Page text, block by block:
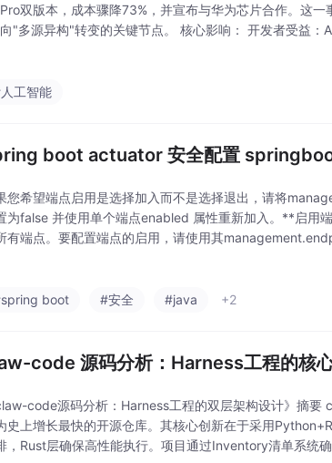
双版本，成本骤降73%，并宣布与华为芯片合作。这
"多源异构"转变的关键节点。 核心影响： 开发者受益：
工智能
boot actuator 安全配置
您希望端点启用是选择加入而不是选择退出，请将
为false 并使用单个端点enabled 属性重新加入。**启用
有端点。要配置端点的启用，请使用其
boot #安全 #java +2
code 源码分析：Harness工程的核
code源码分析：Harness工程的双层架构设计》摘
史上增长最快的开源仓库。其核心创新在于采用
，Rust层确保高性能执行。项目通过Inventory清单系统